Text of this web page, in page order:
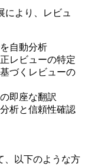
より、レビュ
自動分析
レビューの特定
づくレビューの
即座な翻訳
析と信頼性確認
、以下のような方